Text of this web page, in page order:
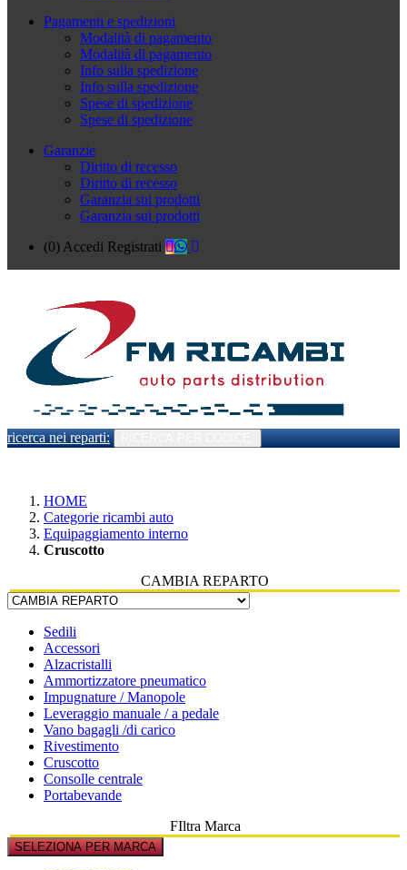
Pagamenti e spedizioni
Modalità di pagamento
Modalità di pagamento
Info sulla spedizione
Info sulla spedizione
Spese di spedizione
Spese di spedizione
Garanzie
Diritto di recesso
Diritto di recesso
Garanzia sui prodotti
Garanzia sui prodotti
(0) Accedi Registrati
ricerca nei reparti:
HOME
Categorie ricambi auto
Equipaggiamento interno
Cruscotto
CAMBIA REPARTO
Sedili
Accessori
Alzacristalli
Ammortizzatore pneumatico
Impugnature / Manopole
Leveraggio manuale / a pedale
Vano bagagli /di carico
Rivestimento
Cruscotto
Consolle centrale
Portabevande
FIltra Marca
SELEZIONA PER MARCA